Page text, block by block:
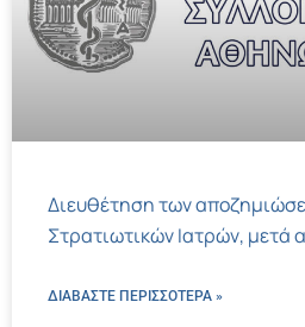
Διευθέτηση των
Στρατιωτικών Ιατρών, μετά
ΔΙΑΒΑΣΤΕ ΠΕΡΙΣΣΌΤΕΡΑ »